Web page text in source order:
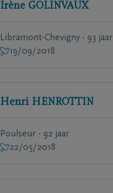
Irène GOLINVAUX
Libramont-Chevigny - 93 jaar
19/09/2018
Henri HENROTTIN
Poulseur - 92 jaar
22/05/2018